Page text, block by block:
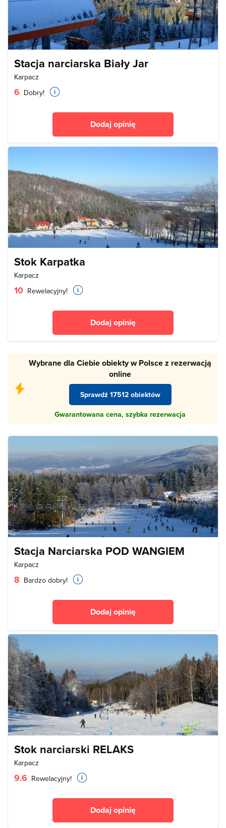
Stacja narciarska Biały Jar
Karpacz
6 Dobry!
Dodaj opinię
Stok Karpatka
Karpacz
10 Rewelacyjny!
Dodaj opinię
Wybrane dla Ciebie obiekty w Polsce z rezerwacją
online
Sprawdź 17512 obiektów
Gwarantowana cena, szybka rezerwacja
Stacja Narciarska POD WANGIEM
Karpacz
8 Bardzo dobry!
Dodaj opinię
Stok narciarski RELAKS
Karpacz
9.6 Rewelacyjny!
Dodaj opinię